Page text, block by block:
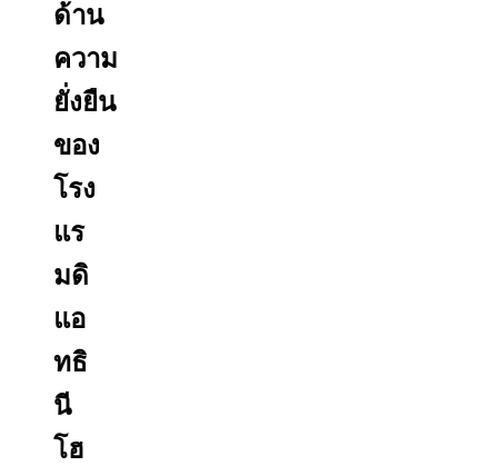
ด้าน
ความ
ยั่งยืน
ของ
โรง
แร
มดิ
แอ
ทธิ
นี
โฮ